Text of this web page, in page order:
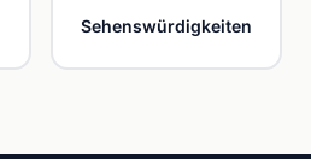
Sehenswürdigkeiten